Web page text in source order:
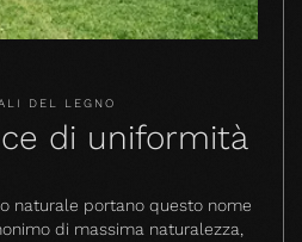
DEL LEGNO
di uniformità
naturale portano questo nome
di massima naturalezza,